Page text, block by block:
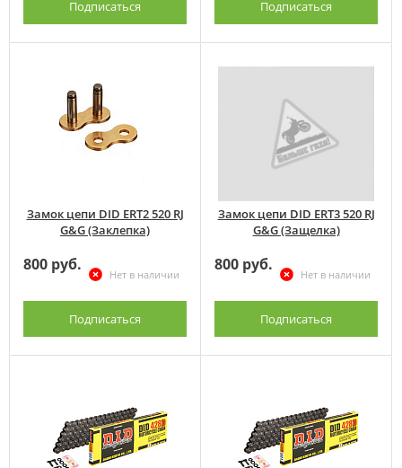
Подписаться Подписаться
Замок цепи DID ERT2 520 RJ
G&G (Заклепка)
800 руб.
Нет в наличии
Подписаться
Замок цепи DID ERT3 520 RJ
G&G (Защелка)
800 руб.
Нет в наличии
Подписаться